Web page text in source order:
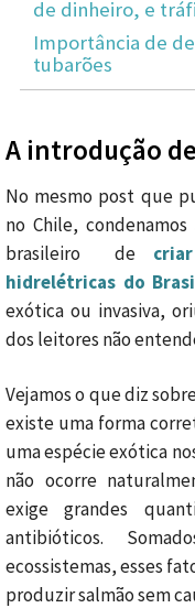
de dinheiro, e
Importância de
tubarões
A introdução
No mesmo post que
no Chile,
brasileiro de
hidrelétricas do
exótica ou invasiva,
dos leitores não
Vejamos o que diz
existe uma forma
uma espécie exótica
não ocorre
exige grandes
antibióticos.
ecossistemas, esses
produzir salmão sem